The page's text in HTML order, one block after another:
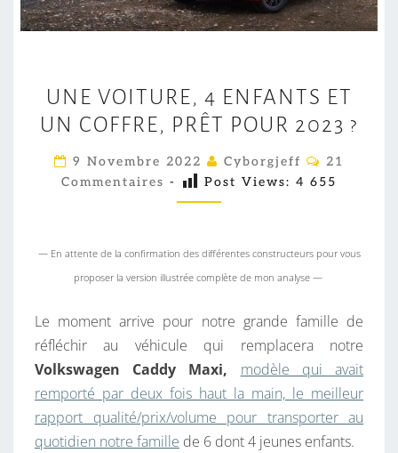
N
E
O
I
U
,
4
E
N
F
A
UNE VOITURE, 4 ENFANTS ET
UN COFFRE, PRÊT POUR 2023 ?
9 Novembre 2022 Cyborgjeff
C
M
A
S
21
Commentaires - Post Views: 4 655
— En attente de la confirmation des différentes constructeurs pour vous
proposer la version illustrée complète de mon analyse —
Le moment arrive pour notre grande famille de
réfléchir au véhicule qui remplacera notre
Volkswagen Caddy Maxi, modèle qui avait
remporté par deux fois haut la main, le meilleur
rapport qualité/prix/volume pour transporter au
quotidien notre famille de 6 dont 4 jeunes enfants.